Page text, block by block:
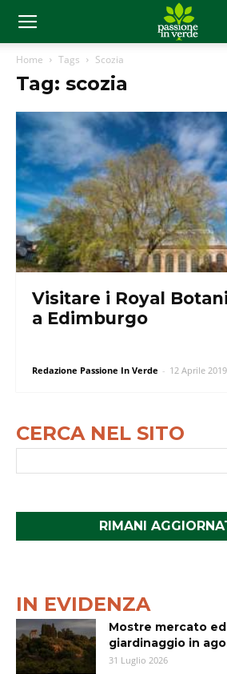
Home Tags Scozia
Tag: scozia
Visitare i Royal
a Edimburgo
Redazione Passione In Verde - 12 Aprile 2019
CERCA NEL SITO
RIMANI
IN EVIDENZA
Mostre mercato
giardinaggio in
31 Luglio 2026